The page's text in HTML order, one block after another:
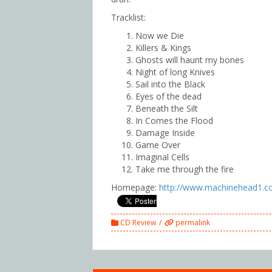
Tracklist:
Now we Die
Killers & Kings
Ghosts will haunt my bones
Night of long Knives
Sail into the Black
Eyes of the dead
Beneath the Silt
In Comes the Flood
Damage Inside
Game Over
Imaginal Cells
Take me through the fire
Homepage: http://
CD Review permalink